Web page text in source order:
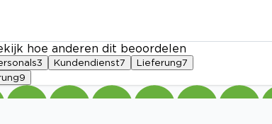
hoe anderen dit beoordelen
3 Kundendienst7 Lieferung7
9